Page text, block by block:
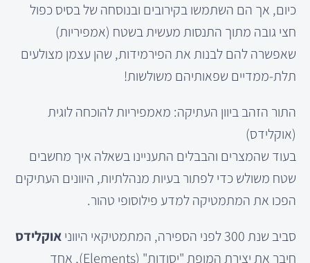
כיום, אך הם השתמשו בקירובים ובנוסחה של בסיס כפול
חצי גובה מתוך התנסות מעשית בשטח (אמפיריות)
שאפשרה להם לבנות את הפירמידות, שהן עצמן מצולעים
תלת-ממדיים שפאותיהם משולשות!
התור הזהב ביוון העתיקה: מאמפיריות להוכחה לוגית
(אוקלידס)
בעוד שהמצרים והבבלים התעניינו בשאלה איך מחשבים
שטח משולש כדי לפתור בעיות מנהלתיות, היוונים העתיקים
הפכו את המתמטיקה למדע פילוסופי טהור.
סביב שנת 300 לפני הספירה, המתמטיקאי היווני
אוקלידס
חיבר את יצירת המופת "יסודות" (Elements), אחד